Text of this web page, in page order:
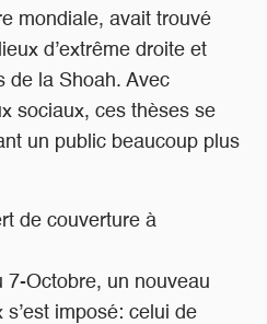
mondiale, avait trouvé
d’extrême droite et
de la Shoah. Avec
sociaux, ces thèses se
un public beaucoup plus
de couverture à
7-Octobre, un nouveau
imposé: celui de